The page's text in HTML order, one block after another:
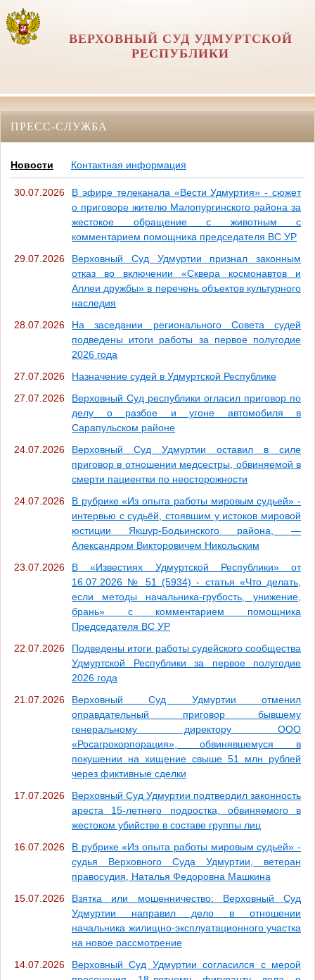
ВЕРХОВНЫЙ СУД УДМУРТСКОЙ
РЕСПУБЛИКИ
ПРЕСС-СЛУЖБА
Новости Контактная информация
30.07.2026
В эфире телеканала «Вести Удмуртия» - сюжет
о приговоре жителю Малопургинского района за
жестокое обращение с животным с
комментарием помощника председателя ВС УР
29.07.2026
Верховный Суд Удмуртии признал законным
отказ во включении «Сквера космонавтов и
Аллеи дружбы» в перечень объектов культурного
наследия
28.07.2026
На заседании регионального Совета судей
подведены итоги работы за первое полугодие
2026 года
27.07.2026
Назначение судей в Удмуртской Республике
27.07.2026
Верховный Суд республики огласил приговор по
делу о разбое и угоне автомобиля в
Сарапульском районе
24.07.2026
Верховный Суд Удмуртии оставил в силе
приговор в отношении медсестры, обвиняемой в
смерти пациентки по неосторожности
24.07.2026
В рубрике «Из опыта работы мировым судьей» -
интервью с судьёй, стоявшим у истоков мировой
юстиции Якшур-Бодьинского района, —
Александром Викторовичем Никольским
23.07.2026
В «Известиях Удмуртской Республики» от
16.07.2026 № 51 (5934) - статья «Что делать,
если методы начальника-грубость, унижение,
брань» с комментарием помощника
Председателя ВС УР
22.07.2026
Подведены итоги работы судейского сообщества
Удмуртской Республики за первое полугодие
2026 года
21.07.2026
Верховный Суд Удмуртии отменил
оправдательный приговор бывшему
генеральному директору ООО
«Росагрокорпорация», обвинявшемуся в
покушении на хищение свыше 51 млн рублей
через фиктивные сделки
17.07.2026
Верховный Суд Удмуртии подтвердил законность
ареста 15-летнего подростка, обвиняемого в
жестоком убийстве в составе группы лиц
16.07.2026
В рубрике «Из опыта работы мировым судьей» -
судья Верховного Суда Удмуртии, ветеран
правосудия, Наталья Федоровна Машкина
15.07.2026
Взятка или мошенничество: Верховный Суд
Удмуртии направил дело в отношении
начальника жилищно-эксплуатационного участка
на новое рассмотрение
14.07.2026
Верховный Суд Удмуртии согласился с мерой